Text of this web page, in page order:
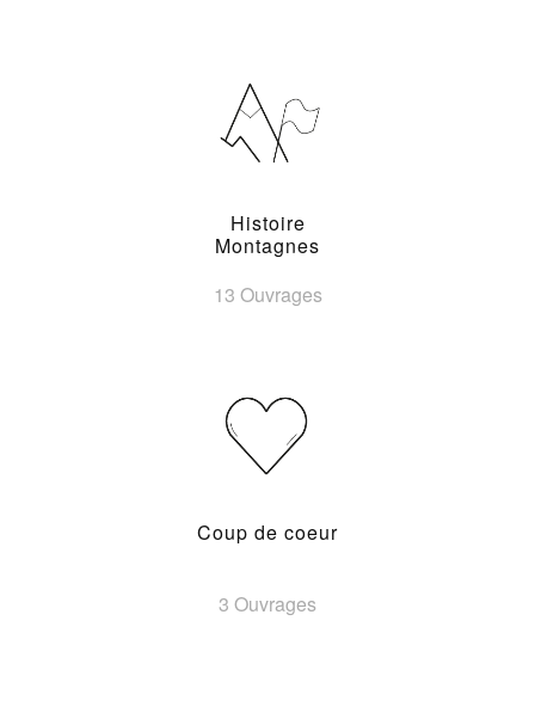
Histoire
Montagnes
13 Ouvrages
Coup de coeur
3 Ouvrages